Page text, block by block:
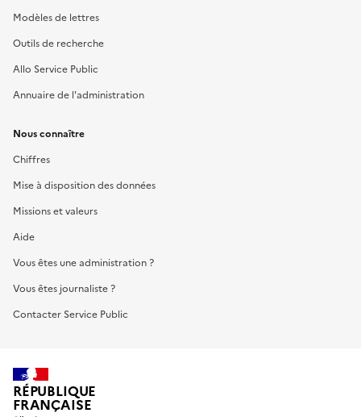
Modèles de lettres
Outils de recherche
Allo Service Public
Annuaire de l'administration
Nous connaître
Chiffres
Mise à disposition des données
Missions et valeurs
Aide
Vous êtes une administration ?
Vous êtes journaliste ?
Contacter Service Public
RÉPUBLIQUE
FRANÇAISE